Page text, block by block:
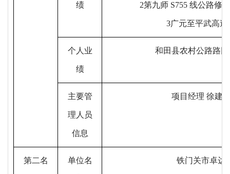
绩 2第九师 S755 线公路修
3广元至平武高
个 人业
绩
和田县农村公路路
主要管
理人员
信息
项目经理 徐建
第二名 单位名 铁门关市卓达